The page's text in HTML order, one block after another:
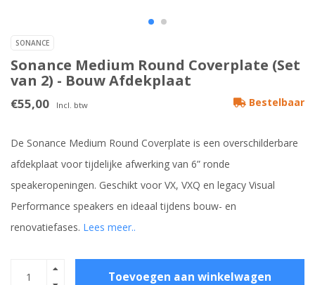
SONANCE
Sonance Medium Round Coverplate (Set
van 2) - Bouw Afdekplaat
€55,00 Incl. btw Bestelbaar
De Sonance Medium Round Coverplate is een overschilderbare
afdekplaat voor tijdelijke afwerking van 6” ronde
speakeropeningen. Geschikt voor VX, VXQ en legacy Visual
Performance speakers en ideaal tijdens bouw- en
renovatiefases. Lees meer..
Toevoegen aan winkelwagen